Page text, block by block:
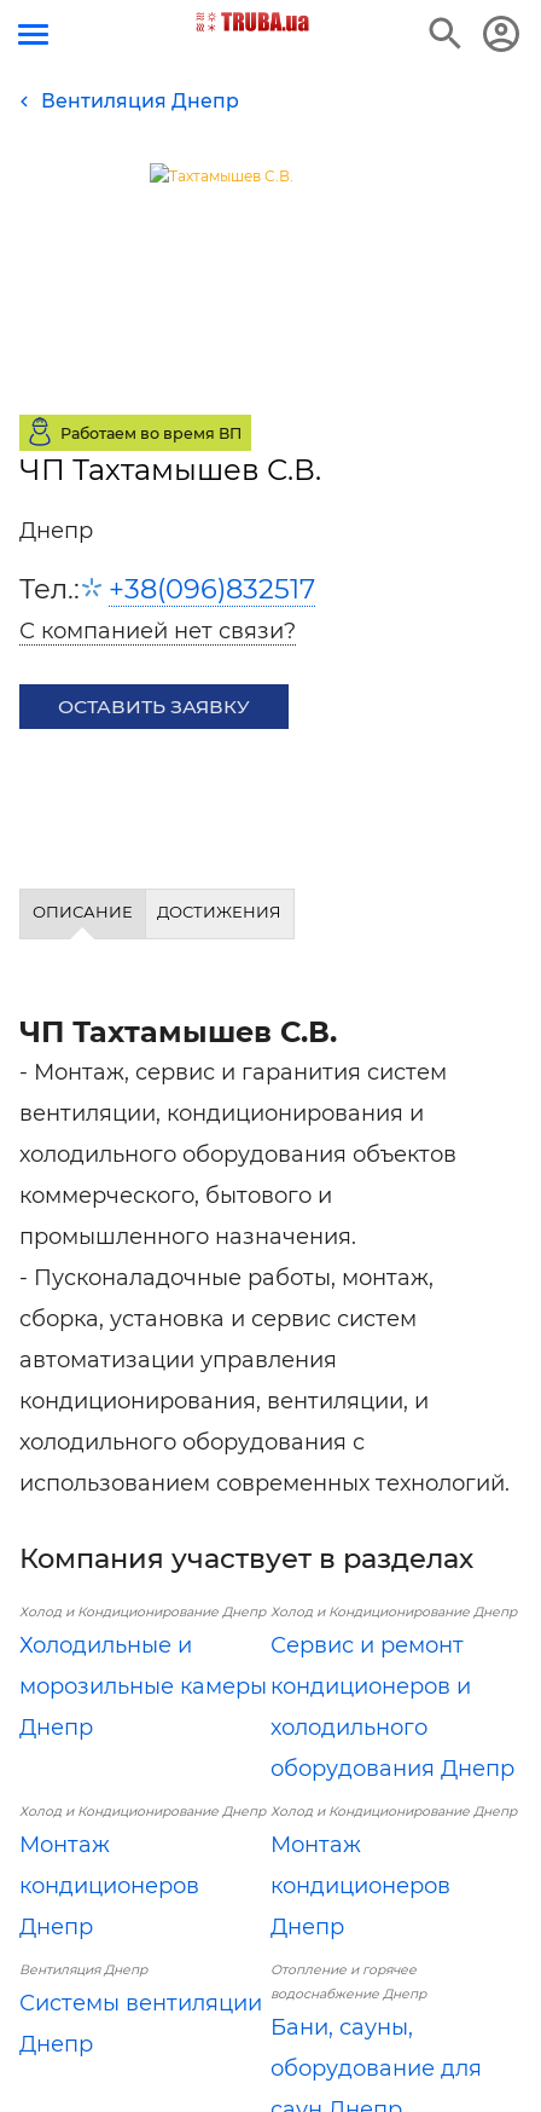
Вентиляция Днепр
Работаем во время ВП
ЧП Тахтамышев С.В.
Днепр
Тел.: +38(096)832517
С компанией нет связи?
ОСТАВИТЬ ЗАЯВКУ
ОПИСАНИЕ ДОСТИЖЕНИЯ
ЧП Тахтамышев С.В.
- Монтаж, сервис и гаранития систем
вентиляции, кондиционирования и
холодильного оборудования объектов
коммерческого, бытового и
промышленного назначения.
- Пусконаладочные работы, монтаж,
сборка, установка и сервис систем
автоматизации управления
кондиционирования, вентиляции, и
холодильного оборудования с
использованием современных технологий.
Компания участвует в разделах
Холод и Кондиционирование Днепр
Холодильные и
морозильные камеры
Днепр
Холод и Кондиционирование Днепр
Сервис и ремонт
кондиционеров и
холодильного
оборудования Днепр
Холод и Кондиционирование Днепр
Монтаж
кондиционеров
Днепр
Холод и Кондиционирование Днепр
Монтаж
кондиционеров
Днепр
Вентиляция Днепр
Системы вентиляции
Днепр
Отопление и горячее
водоснабжение Днепр
Бани, сауны,
оборудование для